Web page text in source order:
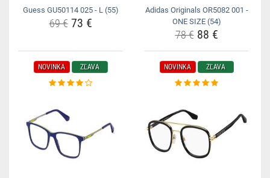
Guess GU50114 025 - L (55)
69 €73 €
Adidas Originals OR5082 001 -
ONE SIZE (54)
78 €88 €
NOVINKA ZĽAVA NOVINKA ZĽAVA